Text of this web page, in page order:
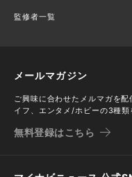
監修者一覧
メールマガジン
ご興味に合わせたメルマガを
イフ、エンタメ/ホビーの3種類
無料登録はこちら